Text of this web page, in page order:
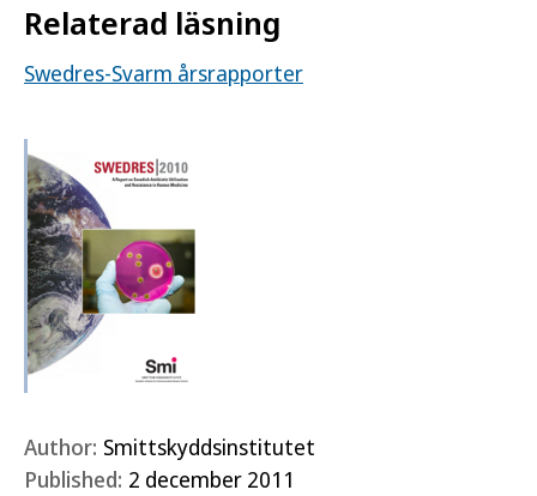
Relaterad läsning
Swedres-Svarm årsrapporter
Author: Smittskyddsinstitutet
Published: 2 december 2011